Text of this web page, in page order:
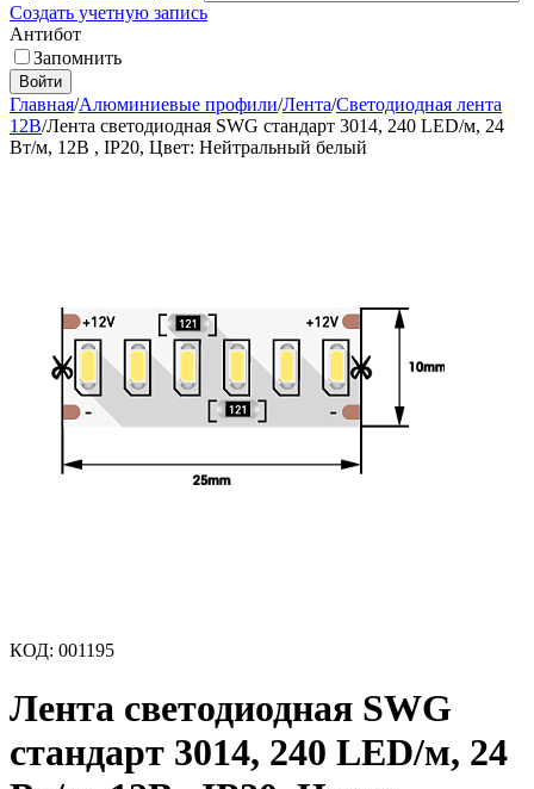
Создать учетную запись
Антибот
Запомнить
Войти
Главная/Алюминиевые профили/Лента/Светодиодная лента
12В/Лента светодиодная SWG стандарт 3014, 240 LED/м, 24
Вт/м, 12В , IP20, Цвет: Нейтральный белый
КОД: 001195
Лента светодиодная SWG
стандарт 3014, 240 LED/м, 24